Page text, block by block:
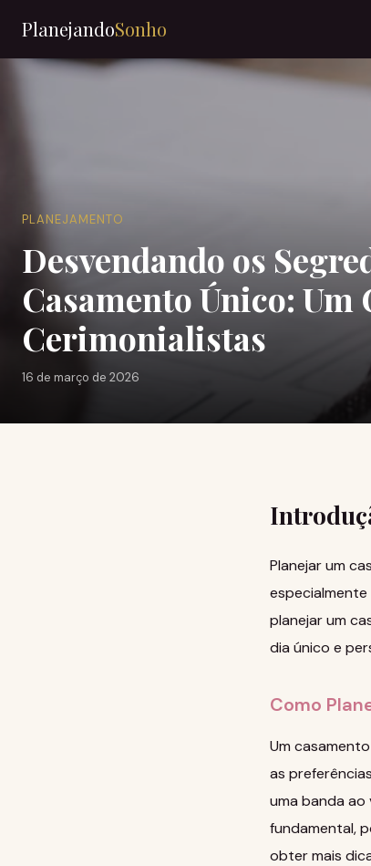
PlanejandoSonho
PLANEJAMENTO
Desvendando os
Casamento Único: Um
Cerimonialistas
16 de março de 2026
Planejar um
planejar um
dia único e
Como
Um
as
uma banda ao
fundamental,
obter mais